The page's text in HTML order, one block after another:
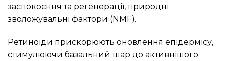
заспокоєння та регенерації, природні
зволожувальні фактори (NMF).
Ретиноїди прискорюють оновлення епідермісу,
стимулюючи базальний шар до активнішого